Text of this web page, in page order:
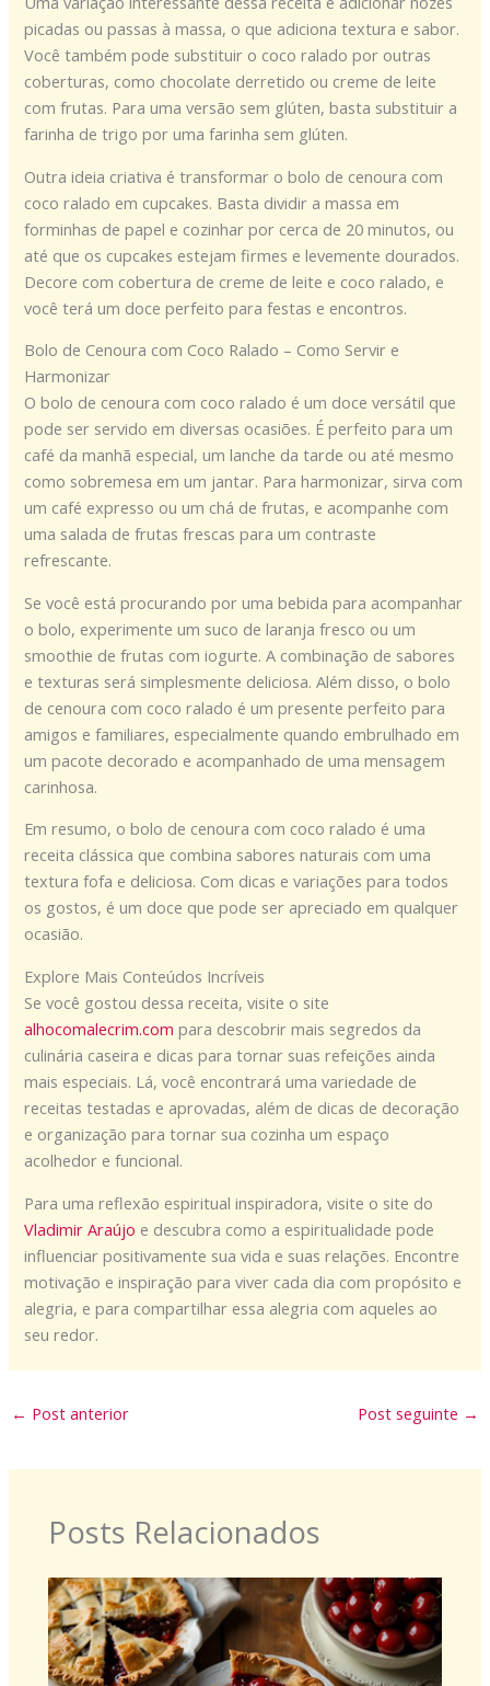
picadas ou passas à massa, o que adiciona textura e sabor.
Você também pode substituir o coco ralado por outras
coberturas, como chocolate derretido ou creme de leite
com frutas. Para uma versão sem glúten, basta substituir a
farinha de trigo por uma farinha sem glúten.
Outra ideia criativa é transformar o bolo de cenoura com
coco ralado em cupcakes. Basta dividir a massa em
forminhas de papel e cozinhar por cerca de 20 minutos, ou
até que os cupcakes estejam firmes e levemente dourados.
Decore com cobertura de creme de leite e coco ralado, e
você terá um doce perfeito para festas e encontros.
Bolo de Cenoura com Coco Ralado – Como Servir e
Harmonizar
O bolo de cenoura com coco ralado é um doce versátil que
pode ser servido em diversas ocasiões. É perfeito para um
café da manhã especial, um lanche da tarde ou até mesmo
como sobremesa em um jantar. Para harmonizar, sirva com
um café expresso ou um chá de frutas, e acompanhe com
uma salada de frutas frescas para um contraste
refrescante.
Se você está procurando por uma bebida para acompanhar
o bolo, experimente um suco de laranja fresco ou um
smoothie de frutas com iogurte. A combinação de sabores
e texturas será simplesmente deliciosa. Além disso, o bolo
de cenoura com coco ralado é um presente perfeito para
amigos e familiares, especialmente quando embrulhado em
um pacote decorado e acompanhado de uma mensagem
carinhosa.
Em resumo, o bolo de cenoura com coco ralado é uma
receita clássica que combina sabores naturais com uma
textura fofa e deliciosa. Com dicas e variações para todos
os gostos, é um doce que pode ser apreciado em qualquer
ocasião.
Explore Mais Conteúdos Incríveis
Se você gostou dessa receita, visite o site
alhocomalecrim.com para descobrir mais segredos da
culinária caseira e dicas para tornar suas refeições ainda
mais especiais. Lá, você encontrará uma variedade de
receitas testadas e aprovadas, além de dicas de decoração
e organização para tornar sua cozinha um espaço
acolhedor e funcional.
Para uma reflexão espiritual inspiradora, visite o site do
Vladimir Araújo e descubra como a espiritualidade pode
influenciar positivamente sua vida e suas relações. Encontre
motivação e inspiração para viver cada dia com propósito e
alegria, e para compartilhar essa alegria com aqueles ao
seu redor.
← Post anterior Post seguinte →
Posts Relacionados